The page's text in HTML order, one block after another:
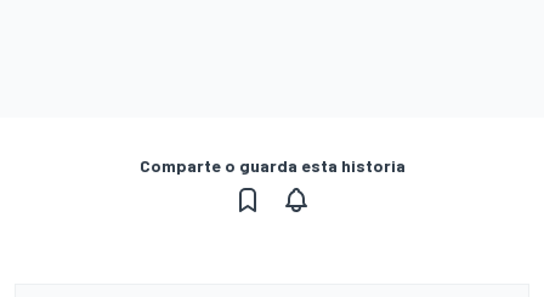
Comparte o guarda esta historia